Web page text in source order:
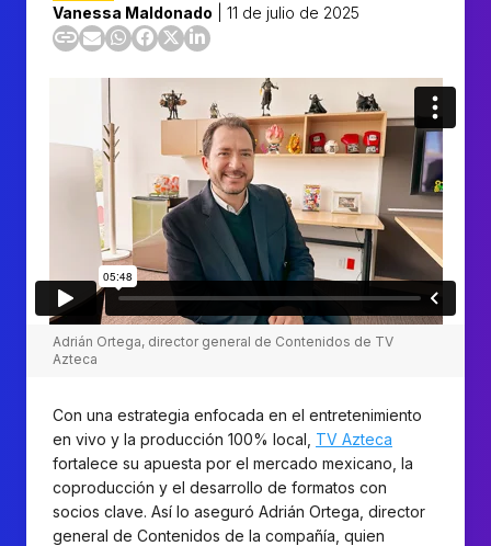
Vanessa Maldonado 11 de julio de 2025
Adrián Ortega, director general de Contenidos de TV
Azteca
Con una estrategia enfocada en el entretenimiento
en vivo y la producción 100% local, TV Azteca
fortalece su apuesta por el mercado mexicano, la
coproducción y el desarrollo de formatos con
socios clave. Así lo aseguró Adrián Ortega, director
general de Contenidos de la compañía, quien